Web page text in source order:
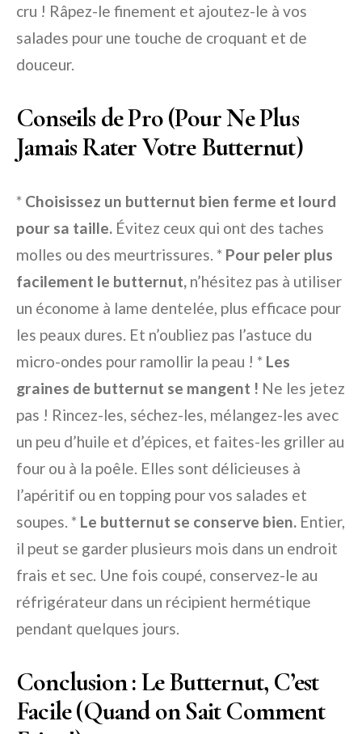
cru ! Râpez-le finement et ajoutez-le à vos
salades pour une touche de croquant et de
douceur.
Conseils de Pro (Pour Ne Plus
Jamais Rater Votre Butternut)
* Choisissez un butternut bien ferme et lourd
pour sa taille. Évitez ceux qui ont des taches
molles ou des meurtrissures. * Pour peler plus
facilement le butternut, n’hésitez pas à utiliser
un économe à lame dentelée, plus efficace pour
les peaux dures. Et n’oubliez pas l’astuce du
micro-ondes pour ramollir la peau ! * Les
graines de butternut se mangent ! Ne les jetez
pas ! Rincez-les, séchez-les, mélangez-les avec
un peu d’huile et d’épices, et faites-les griller au
four ou à la poêle. Elles sont délicieuses à
l’apéritif ou en topping pour vos salades et
soupes. * Le butternut se conserve bien. Entier,
il peut se garder plusieurs mois dans un endroit
frais et sec. Une fois coupé, conservez-le au
réfrigérateur dans un récipient hermétique
pendant quelques jours.
Conclusion : Le Butternut, C’est
Facile (Quand on Sait Comment